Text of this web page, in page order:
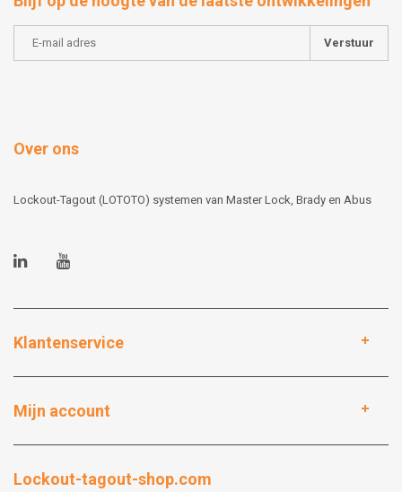
Verstuur
Over ons
Lockout-Tagout (LOTOTO) systemen van Master Lock, Brady en Abus
Klantenservice
Mijn account
Lockout-tagout-shop.com